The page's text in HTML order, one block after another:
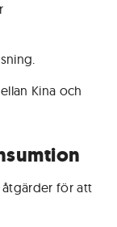
Kina och
åtgärder för att